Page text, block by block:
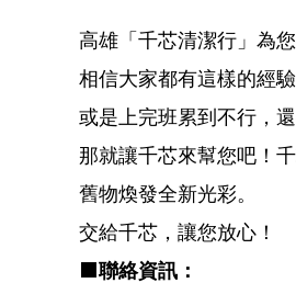
高雄「千芯清潔行」為
相信大家都有這樣的經
或是上完班累到不行，
那就讓千芯來幫您吧！
舊物煥發全新光彩。
交給千芯，讓您放心！
聯絡資訊：